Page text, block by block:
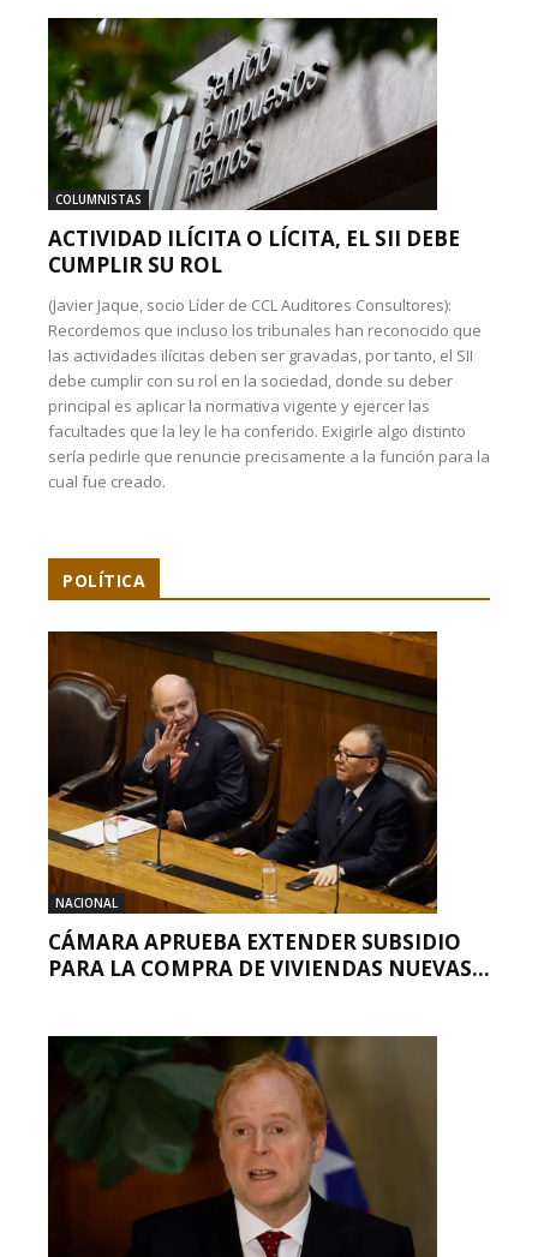
COLUMNISTAS
ACTIVIDAD ILÍCITA O LÍCITA, EL SII DEBE
CUMPLIR SU ROL
(Javier Jaque, socio Líder de CCL Auditores Consultores):
Recordemos que incluso los tribunales han reconocido que
las actividades ilícitas deben ser gravadas, por tanto, el SII
debe cumplir con su rol en la sociedad, donde su deber
principal es aplicar la normativa vigente y ejercer las
facultades que la ley le ha conferido. Exigirle algo distinto
sería pedirle que renuncie precisamente a la función para la
cual fue creado.
POLÍTICA
NACIONAL
CÁMARA APRUEBA EXTENDER SUBSIDIO
PARA LA COMPRA DE VIVIENDAS NUEVAS...